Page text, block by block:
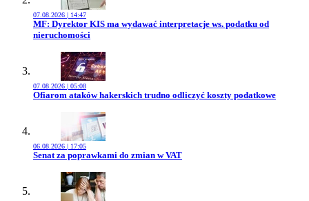
07.08.2026 | 14:47
Przejdź do artykułu:
MF: Dyrektor KIS ma wydawać interpretacje ws. podatku od
nieruchomości
07.08.2026 | 05:08
Przejdź do artykułu:
Ofiarom ataków hakerskich trudno odliczyć koszty podatkowe
06.08.2026 | 17:05
Przejdź do artykułu:
Senat za poprawkami do zmian w VAT